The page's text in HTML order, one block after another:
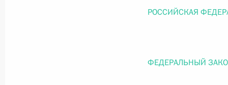
Федерального закона «Об образовании в
Федеральный закон от
РОССИЙСКАЯ
ФЕДЕРАЛЬНЫЙ